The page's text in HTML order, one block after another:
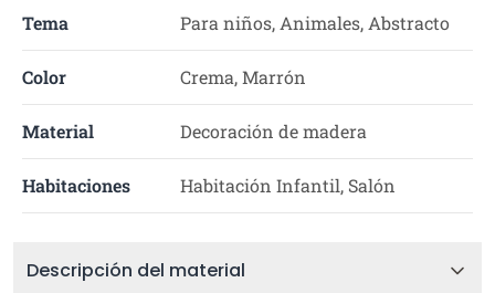
Tema Para niños, Animales, Abstracto
Color Crema, Marrón
Material Decoración de madera
Habitaciones Habitación Infantil, Salón
Descripción del material